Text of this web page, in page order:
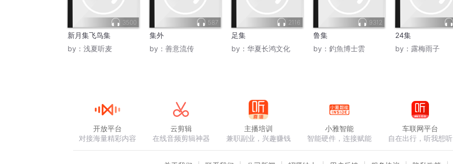
3500
新月集飞鸟集
by： 浅夏听麦
587
集外
by： 善意流传
2116
足集
by： 华夏长鸿文化
9312
鲁集
by： 釣魚博士雲
24集
by： 露梅雨子
开放平台
对接海量精彩内容
云剪辑
在线音频剪辑神器
主播培训
兼职副业，兴趣赚钱
小雅智能
智能硬件，连接赋能
车联网平台
自在出行，听我想听